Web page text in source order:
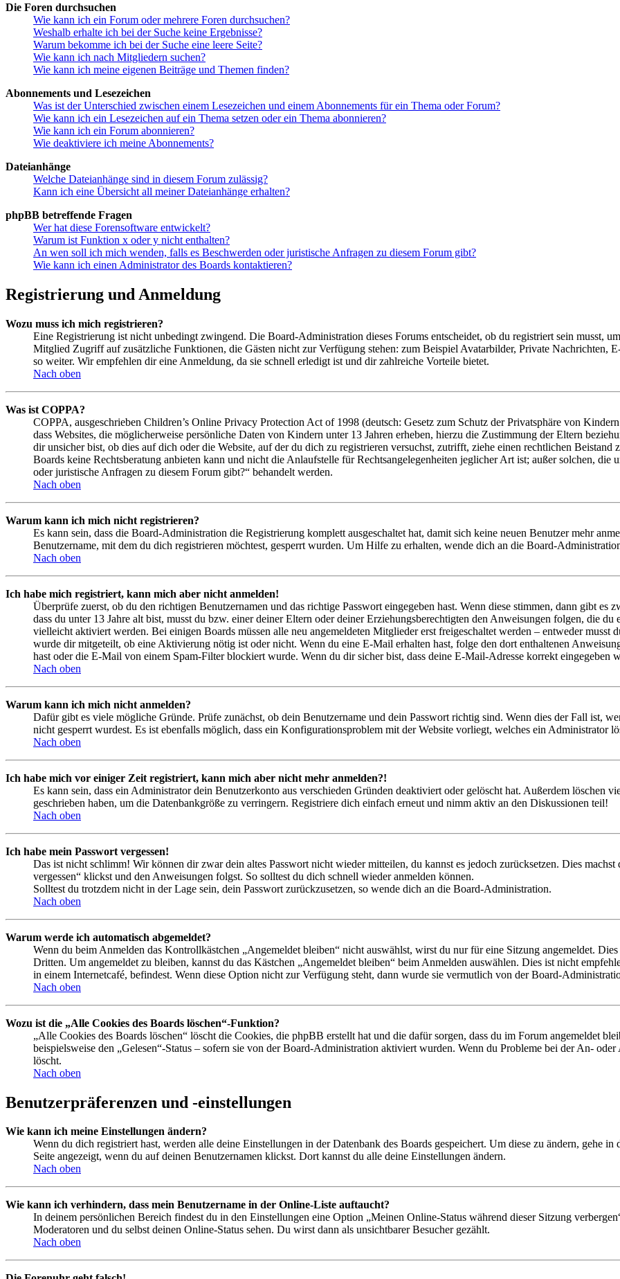
Die Foren durchsuchen
Wie kann ich ein Forum oder mehrere Foren durchsuchen?
Weshalb erhalte ich bei der Suche keine Ergebnisse?
Warum bekomme ich bei der Suche eine leere Seite?
Wie kann ich nach Mitgliedern suchen?
Wie kann ich meine eigenen Beiträge und Themen finden?
Abonnements und Lesezeichen
Was ist der Unterschied zwischen einem Lesezeichen und einem Abonnements für ein Thema oder Forum?
Wie kann ich ein Lesezeichen auf ein Thema setzen oder ein Thema abonnieren?
Wie kann ich ein Forum abonnieren?
Wie deaktiviere ich meine Abonnements?
Dateianhänge
Welche Dateianhänge sind in diesem Forum zulässig?
Kann ich eine Übersicht all meiner Dateianhänge erhalten?
phpBB betreffende Fragen
Wer hat diese Forensoftware entwickelt?
Warum ist Funktion x oder y nicht enthalten?
An wen soll ich mich wenden, falls es Beschwerden oder juristische Anfragen zu diesem Forum gibt?
Wie kann ich einen Administrator des Boards kontaktieren?
Registrierung und Anmeldung
Wozu muss ich mich registrieren?
Eine Registrierung ist nicht unbedingt zwingend. Die Board-Administration dieses Forums entscheidet, ob du registriert sein musst,
Mitglied Zugriff auf zusätzliche Funktionen, die Gästen nicht zur Verfügung stehen: zum Beispiel Avatarbilder, Private Nachrichten,
so weiter. Wir empfehlen dir eine Anmeldung, da sie schnell erledigt ist und dir zahlreiche Vorteile bietet.
Nach oben
Was ist COPPA?
COPPA, ausgeschrieben Children’s Online Privacy Protection Act of 1998 (deutsch: Gesetz zum Schutz der Privatsphäre von
dass Websites, die möglicherweise persönliche Daten von Kindern unter 13 Jahren erheben, hierzu die Zustimmung der Eltern
dir unsicher bist, ob dies auf dich oder die Website, auf der du dich zu registrieren versuchst, zutrifft, ziehe einen rechtlichen
Boards keine Rechtsberatung anbieten kann und nicht die Anlaufstelle für Rechtsangelegenheiten jeglicher Art ist; außer solchen,
oder juristische Anfragen zu diesem Forum gibt?“ behandelt werden.
Nach oben
Warum kann ich mich nicht registrieren?
Es kann sein, dass die Board-Administration die Registrierung komplett ausgeschaltet hat, damit sich keine neuen Benutzer mehr
Benutzername, mit dem du dich registrieren möchtest, gesperrt wurden. Um Hilfe zu erhalten, wende dich an die Board-
Nach oben
Ich habe mich registriert, kann mich aber nicht anmelden!
Überprüfe zuerst, ob du den richtigen Benutzernamen und das richtige Passwort eingegeben hast. Wenn diese stimmen, dann gibt es
dass du unter 13 Jahre alt bist, musst du bzw. einer deiner Eltern oder deiner Erziehungsberechtigten den Anweisungen folgen, die
vielleicht aktiviert werden. Bei einigen Boards müssen alle neu angemeldeten Mitglieder erst freigeschaltet werden – entweder musst
wurde dir mitgeteilt, ob eine Aktivierung nötig ist oder nicht. Wenn du eine E-Mail erhalten hast, folge den dort enthaltenen
hast oder die E-Mail von einem Spam-Filter blockiert wurde. Wenn du dir sicher bist, dass deine E-Mail-Adresse korrekt eingegeben
Nach oben
Warum kann ich mich nicht anmelden?
Dafür gibt es viele mögliche Gründe. Prüfe zunächst, ob dein Benutzername und dein Passwort richtig sind. Wenn dies der Fall ist,
nicht gesperrt wurdest. Es ist ebenfalls möglich, dass ein Konfigurationsproblem mit der Website vorliegt, welches ein Administrator
Nach oben
Ich habe mich vor einiger Zeit registriert, kann mich aber nicht mehr anmelden?!
Es kann sein, dass ein Administrator dein Benutzerkonto aus verschieden Gründen deaktiviert oder gelöscht hat. Außerdem löschen
geschrieben haben, um die Datenbankgröße zu verringern. Registriere dich einfach erneut und nimm aktiv an den Diskussionen teil!
Nach oben
Ich habe mein Passwort vergessen!
Das ist nicht schlimm! Wir können dir zwar dein altes Passwort nicht wieder mitteilen, du kannst es jedoch zurücksetzen. Dies
vergessen“ klickst und den Anweisungen folgst. So solltest du dich schnell wieder anmelden können.
Solltest du trotzdem nicht in der Lage sein, dein Passwort zurückzusetzen, so wende dich an die Board-Administration.
Nach oben
Warum werde ich automatisch abgemeldet?
Wenn du beim Anmelden das Kontrollkästchen „Angemeldet bleiben“ nicht auswählst, wirst du nur für eine Sitzung angemeldet.
Dritten. Um angemeldet zu bleiben, kannst du das Kästchen „Angemeldet bleiben“ beim Anmelden auswählen. Dies ist nicht
in einem Internetcafé, befindest. Wenn diese Option nicht zur Verfügung steht, dann wurde sie vermutlich von der Board-
Nach oben
Wozu ist die „Alle Cookies des Boards löschen“-Funktion?
„Alle Cookies des Boards löschen“ löscht die Cookies, die phpBB erstellt hat und die dafür sorgen, dass du im Forum angemeldet
beispielsweise den „Gelesen“-Status – sofern sie von der Board-Administration aktiviert wurden. Wenn du Probleme bei der An-
löscht.
Nach oben
Benutzerpräferenzen und -einstellungen
Wie kann ich meine Einstellungen ändern?
Wenn du dich registriert hast, werden alle deine Einstellungen in der Datenbank des Boards gespeichert. Um diese zu ändern, gehe
Seite angezeigt, wenn du auf deinen Benutzernamen klickst. Dort kannst du alle deine Einstellungen ändern.
Nach oben
Wie kann ich verhindern, dass mein Benutzername in der Online-Liste auftaucht?
In deinem persönlichen Bereich findest du in den Einstellungen eine Option „Meinen Online-Status während dieser Sitzung
Moderatoren und du selbst deinen Online-Status sehen. Du wirst dann als unsichtbarer Besucher gezählt.
Nach oben